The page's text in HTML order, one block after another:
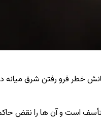
فرو رفتن شرق میانه
است و آن ‌ها را نقض